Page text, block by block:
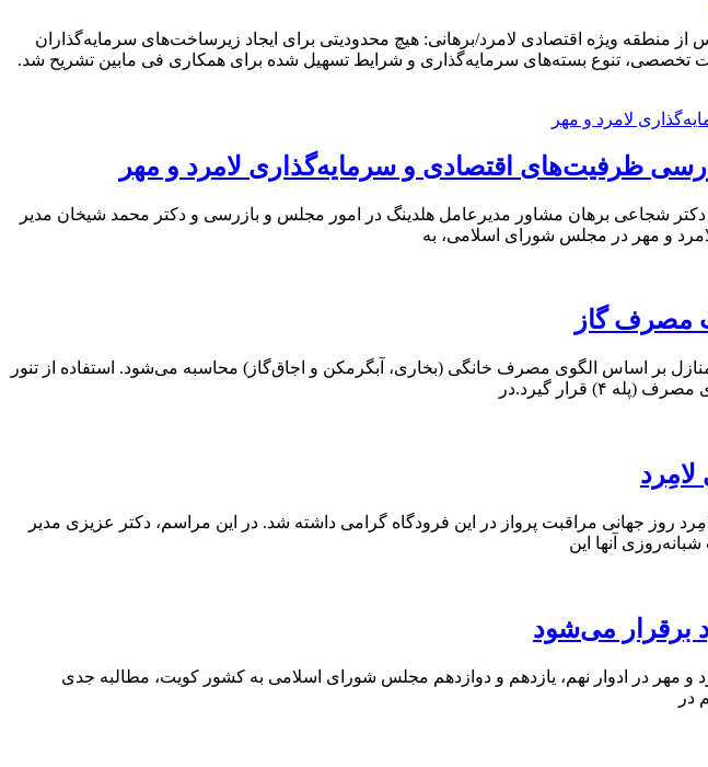
ویژه اقتصادی لامرد/برهانی: هیچ محدودیتی برای ایجاد زیرساخت‌های سرمایه‌گذاران
تخصصی، تنوع بسته‌های سرمایه‌گذاری و شرایط تسهیل شده برای همکاری فی مابین تشریح شد.
ظرفیت‌های اقتصادی و سرمایه‌گذاری لامرد و مهر
دکتر شجاعی برهان مشاور مدیرعامل هلدینگ در امور مجلس و بازرسی و دکتر محمد شیخان مدیر
و مهر در مجلس شورای اسلامی، به
منازل بر اساس الگوی مصرف خانگی (بخاری، آبگرمکن و اجاق‌گاز) محاسبه می‌شود. استفاده از تنور
قرار گیرد.در
روز جهانی مراقبت پرواز در این فرودگاه گرامی داشته شد. در این مراسم، دکتر عزیزی مدیر
آنها این
برقرار می‌شود
مهر در ادوار نهم، یازدهم و دوازدهم مجلس شورای اسلامی به کشور کویت، مطالبه جدی
در